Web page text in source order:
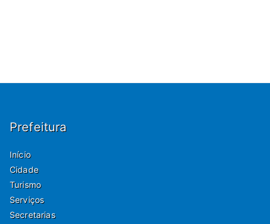
Prefeitura
Início
Cidade
Turismo
Serviços
Secretarias